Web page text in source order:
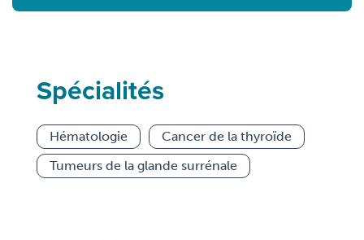
Spécialités
Hématologie
Cancer de la thyroïde
Tumeurs de la glande surrénale